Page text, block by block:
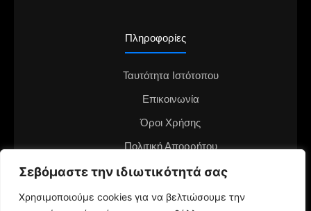
Σεβόμαστε την ιδιωτικότητά σας
Χρησιμοποιούμε cookies για να βελτιώσουμε την
Πληροφορίες
Ταυτότητα Ιστότοπου
Επικοινωνία
Όροι Χρήσης
Πολιτική Απορρήτου
Διαφημιστείτε στο notianea.gr
Γίνε ο ανταποκριτής στην περιοχή σου